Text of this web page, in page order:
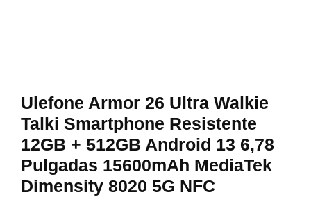
Ulefone Armor 26 Ultra Walkie
Talki Smartphone Resistente
12GB + 512GB Android 13 6,78
Pulgadas 15600mAh MediaTek
Dimensity 8020 5G NFC